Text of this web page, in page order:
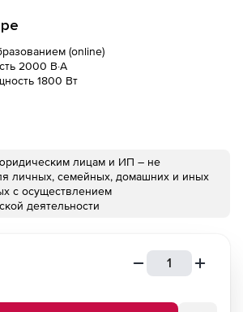
(online)
2000 В·А
1800 Вт
лицам и ИП – не
личных, семейных, домашних и иных
с осуществлением
деятельности